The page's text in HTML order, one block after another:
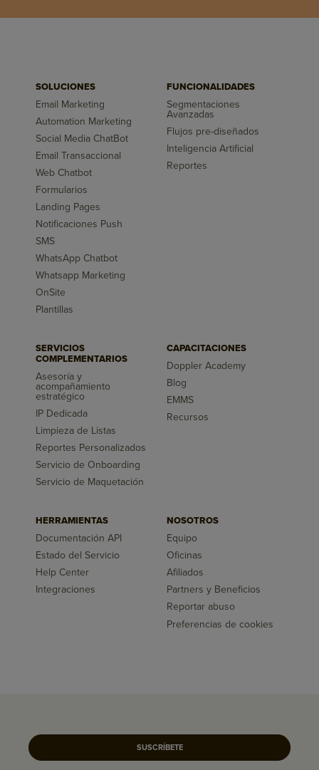
SOLUCIONES
Email Marketing
Automation Marketing
Social Media ChatBot
Email Transaccional
Web Chatbot
Formularios
Landing Pages
Notificaciones Push
SMS
WhatsApp Chatbot
Whatsapp Marketing
OnSite
Plantillas
FUNCIONALIDADES
Segmentaciones
Avanzadas
Flujos pre-diseñados
Inteligencia Artificial
Reportes
SERVICIOS
COMPLEMENTARIOS
Asesoría y
acompañamiento
estratégico
IP Dedicada
Limpieza de Listas
Reportes Personalizados
Servicio de Onboarding
Servicio de Maquetación
CAPACITACIONES
Doppler Academy
Blog
EMMS
Recursos
HERRAMIENTAS
Documentación API
Estado del Servicio
Help Center
Integraciones
NOSOTROS
Equipo
Oficinas
Afiliados
Partners y Beneficios
Reportar abuso
Preferencias de cookies
SUSCRÍBETE